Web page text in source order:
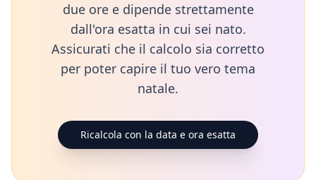
due ore e dipende strettamente
dall'ora esatta in cui sei nato.
Assicurati che il calcolo sia corretto
per poter capire il tuo vero tema
natale.
Ricalcola con la data e ora esatta